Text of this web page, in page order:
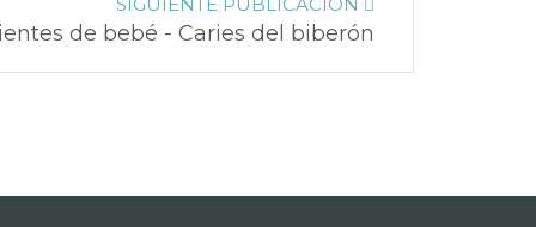
de bebé - Caries del biberón